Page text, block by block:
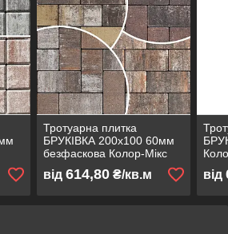
Тротуарна плитка
БРУКІВКА 200х100 60мм
безфаскова Колор-Мікс
від 614,80₴/кв.м від